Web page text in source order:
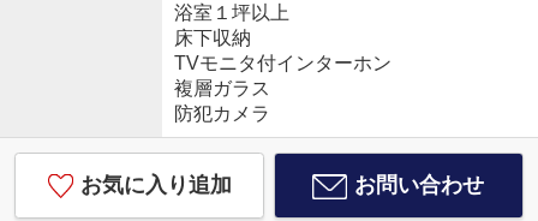
浴室１坪以上
床下収納
TVモニタ付インターホン
複層ガラス
防犯カメラ
お気に入り追加 お問い合わせ